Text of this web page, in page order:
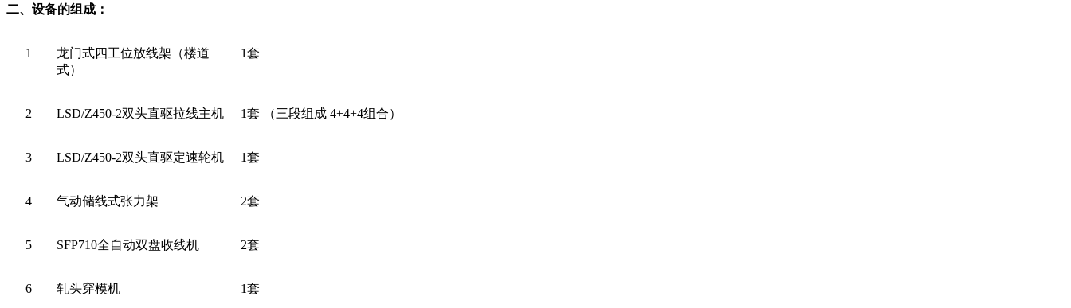
二、设备的组成：
1
龙门式四工位放线架（楼道
式）
1套
2 LSD/Z450-2双头直驱拉线主机 1套 （三段组成 4+4+4组合）
3 LSD/Z450-2双头直驱定速轮机 1套
4 气动储线式张力架 2套
5 SFP710全自动双盘收线机 2套
6 轧头穿模机 1套